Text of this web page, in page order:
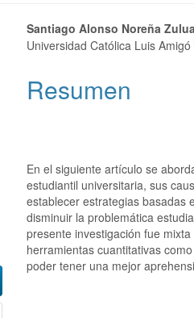
Contenido
del
Santiago Alonso Noreña
Universidad Católica Luis Amigó
Resumen
En el siguiente artículo se
estudiantil universitaria, sus
establecer estrategias basadas
disminuir la problemática
presente investigación fue
herramientas cuantitativas
poder tener una mejor